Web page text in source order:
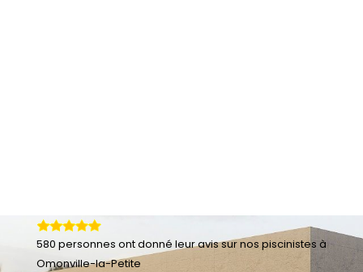
580 personnes ont donné leuravis sur nos piscinistes à
Omonville-la-Petite